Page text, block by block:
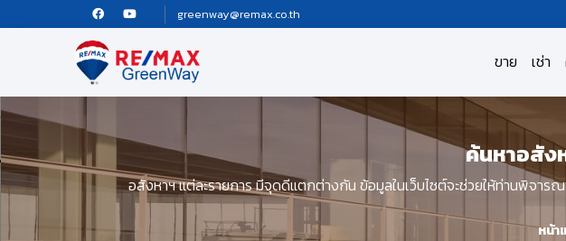
greenway@remax.co.th
ขาย เช่า
ค้นหาอสัง
อสังหาฯ แต่ละรายการ มีจุดดีแตกต่างกัน ข้อมูลในเว็บไซต์จะช่วยให้ท่านพิจา
หน้า